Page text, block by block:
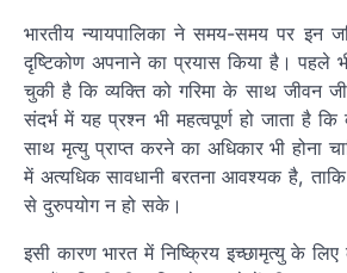
भारतीय न्यायपालिका ने समय-समय पर इन
दृष्टिकोण अपनाने का प्रयास किया है। पहले
चुकी है कि व्यक्ति को गरिमा के साथ जीवन
संदर्भ में यह प्रश्न भी महत्वपूर्ण हो जाता है कि
साथ मृत्यु प्राप्त करने का अधिकार भी होना
में अत्यधिक सावधानी बरतना आवश्यक है,
से दुरुपयोग न हो सके।
इसी कारण भारत में निष्क्रिय इच्छामृत्यु के लिए